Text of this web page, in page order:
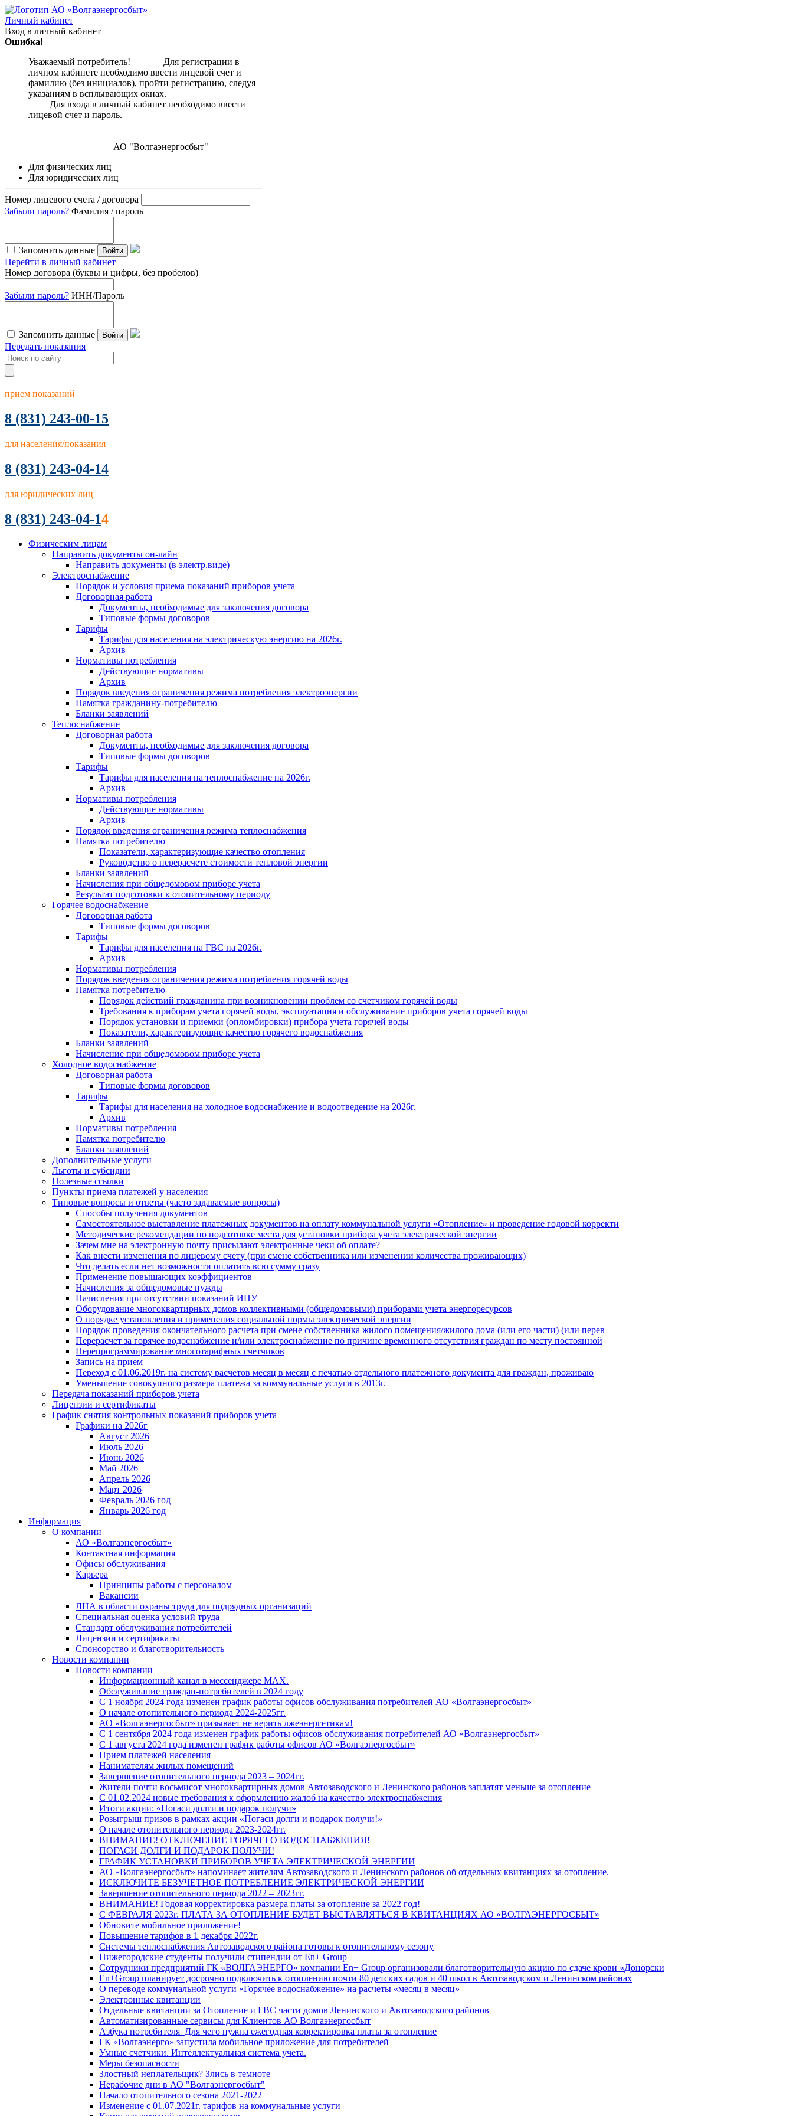
Личный кабинет
Вход в личный кабинет
Ошибка!
Уважаемый потребитель! Для регистрации в
личном кабинете необходимо ввести лицевой счет и
фамилию (без инициалов), пройти регистрацию, следуя
указаниям в всплывающих окнах.
Для входа в личный кабинет необходимо ввести
лицевой счет и пароль.
АО "Волгаэнергосбыт"
Для физических лиц
Для юридических лиц
Номер лицевого счета / договора
Забыли пароль? Фамилия / пароль
Запомнить данные Войти
Перейти в личный кабинет
Номер договора (буквы и цифры, без пробелов)
Забыли пароль? ИНН/Пароль
Запомнить данные Войти
Передать показания
прием показаний
8 (831) 243-00-15
для населения/показания
8 (831) 243-04-14
для юридических лиц
8 (831) 243-04-14
Физическим лицам
Направить документы он-лайн
Направить документы (в электр.виде)
Электроснабжение
Порядок и условия приема показаний приборов учета
Договорная работа
Документы, необходимые для заключения договора
Типовые формы договоров
Тарифы
Тарифы для населения на электрическую энергию на 2026г.
Архив
Нормативы потребления
Действующие нормативы
Архив
Порядок введения ограничения режима потребления электроэнергии
Памятка гражданину-потребителю
Бланки заявлений
Теплоснабжение
Договорная работа
Документы, необходимые для заключения договора
Типовые формы договоров
Тарифы
Тарифы для населения на теплоснабжение на 2026г.
Архив
Нормативы потребления
Действующие нормативы
Архив
Порядок введения ограничения режима теплоснабжения
Памятка потребителю
Показатели, характеризующие качество отопления
Руководство о перерасчете стоимости тепловой энергии
Бланки заявлений
Начисления при общедомовом приборе учета
Результат подготовки к отопительному периоду
Горячее водоснабжение
Договорная работа
Типовые формы договоров
Тарифы
Тарифы для населения на ГВС на 2026г.
Архив
Нормативы потребления
Порядок введения ограничения режима потребления горячей воды
Памятка потребителю
Порядок действий гражданина при возникновении проблем со счетчиком горячей воды
Требования к приборам учета горячей воды, эксплуатация и обслуживание приборов учета горячей воды
Порядок установки и приемки (опломбировки) прибора учета горячей воды
Показатели, характеризующие качество горячего водоснабжения
Бланки заявлений
Начисление при общедомовом приборе учета
Холодное водоснабжение
Договорная работа
Типовые формы договоров
Тарифы
Тарифы для населения на холодное водоснабжение и водоотведение на 2026г.
Архив
Нормативы потребления
Памятка потребителю
Бланки заявлений
Дополнительные услуги
Льготы и субсидии
Полезные ссылки
Пункты приема платежей у населения
Типовые вопросы и ответы (часто задаваемые вопросы)
Способы получения документов
Самостоятельное выставление платежных документов на оплату коммунальной услуги «Отопление» и проведение годовой корректи
Методические рекомендации по подготовке места для установки прибора учета электрической энергии
Зачем мне на электронную почту присылают электронные чеки об оплате?
Как внести изменения по лицевому счету (при смене собственника или изменении количества проживающих)
Что делать если нет возможности оплатить всю сумму сразу
Применение повышающих коэффициентов
Начисления за общедомовые нужды
Начисления при отсутствии показаний ИПУ
Оборудование многоквартирных домов коллективными (общедомовыми) приборами учета энергоресурсов
О порядке установления и применения социальной нормы электрической энергии
Порядок проведения окончательного расчета при смене собственника жилого помещения/жилого дома (или его части) (или перев
Перерасчет за горячее водоснабжение и/или электроснабжение по причине временного отсутствия граждан по месту постоянной
Перепрограммирование многотарифных счетчиков
Запись на прием
Переход с 01.06.2019г. на систему расчетов месяц в месяц с печатью отдельного платежного документа для граждан, проживаю
Уменьшение совокупного размера платежа за коммунальные услуги в 2013г.
Передача показаний приборов учета
Лицензии и сертификаты
График снятия контрольных показаний приборов учета
Графики на 2026г
Август 2026
Июль 2026
Июнь 2026
Май 2026
Апрель 2026
Март 2026
Февраль 2026 год
Январь 2026 год
Информация
О компании
АО «Волгаэнергосбыт»
Контактная информация
Офисы обслуживания
Карьера
Принципы работы с персоналом
Вакансии
ЛНА в области охраны труда для подрядных организаций
Специальная оценка условий труда
Стандарт обслуживания потребителей
Лицензии и сертификаты
Спонсорство и благотворительность
Новости компании
Новости компании
Информационный канал в мессенджере MAX.
Обслуживание граждан-потребителей в 2024 году
С 1 ноября 2024 года изменен график работы офисов обслуживания потребителей АО «Волгаэнергосбыт»
О начале отопительного периода 2024-2025гг.
АО «Волгаэнергосбыт» призывает не верить лжеэнергетикам!
С 1 сентября 2024 года изменен график работы офисов обслуживания потребителей АО «Волгаэнергосбыт»
С 1 августа 2024 года изменен график работы офисов АО «Волгаэнергосбыт»
Прием платежей населения
Нанимателям жилых помещений
Завершение отопительного периода 2023 – 2024гг.
Жители почти восьмисот многоквартирных домов Автозаводского и Ленинского районов заплатят меньше за отопление
С 01.02.2024 новые требования к оформлению жалоб на качество электроснабжения
Итоги акции: «Погаси долги и подарок получи»
Розыгрыш призов в рамках акции «Погаси долги и подарок получи!»
О начале отопительного периода 2023-2024гг.
ВНИМАНИЕ! ОТКЛЮЧЕНИЕ ГОРЯЧЕГО ВОДОСНАБЖЕНИЯ!
ПОГАСИ ДОЛГИ И ПОДАРОК ПОЛУЧИ!
ГРАФИК УСТАНОВКИ ПРИБОРОВ УЧЕТА ЭЛЕКТРИЧЕСКОЙ ЭНЕРГИИ
АО «Волгаэнергосбыт» напоминает жителям Автозаводского и Ленинского районов об отдельных квитанциях за отопление.
ИСКЛЮЧИТЕ БЕЗУЧЕТНОЕ ПОТРЕБЛЕНИЕ ЭЛЕКТРИЧЕСКОЙ ЭНЕРГИИ
Завершение отопительного периода 2022 – 2023гг.
ВНИМАНИЕ! Годовая корректировка размера платы за отопление за 2022 год!
С ФЕВРАЛЯ 2023г. ПЛАТА ЗА ОТОПЛЕНИЕ БУДЕТ ВЫСТАВЛЯТЬСЯ В КВИТАНЦИЯХ АО «ВОЛГАЭНЕРГОСБЫТ»
Обновите мобильное приложение!
Повышение тарифов в 1 декабря 2022г.
Системы теплоснабжения Автозаводского района готовы к отопительному сезону
Нижегородские студенты получили стипендии от En+ Group
Сотрудники предприятий ГК «ВОЛГАЭНЕРГО» компании En+ Group организовали благотворительную акцию по сдаче крови «Донорски
En+Group планирует досрочно подключить к отоплению почти 80 детских садов и 40 школ в Автозаводском и Ленинском районах
О переводе коммунальной услуги «Горячее водоснабжение» на расчеты «месяц в месяц»
Электронные квитанции
Отдельные квитанции за Отопление и ГВС части домов Ленинского и Автозаводского районов
Автоматизированные сервисы для Клиентов АО Волгаэнергосбыт
Азбука потребителя_Для чего нужна ежегодная корректировка платы за отопление
ГК «Волгаэнерго» запустила мобильное приложение для потребителей
Умные счетчики. Интеллектуальная система учета.
Меры безопасности
Злостный неплательщик? Злись в темноте
Нерабочие дни в АО "Волгаэнергосбыт"
Начало отопительного сезона 2021-2022
Изменение с 01.07.2021г. тарифов на коммунальные услуги